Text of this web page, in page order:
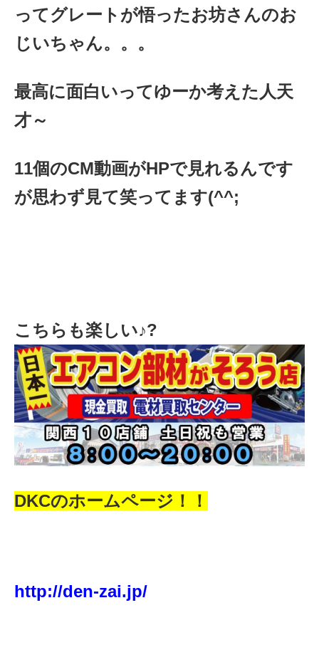
ってグレートが悟ったお坊さんのお
じいちゃん。。。
最高に面白いってゆーか考えた人天
才～
11個のCM動画がHPで見れるんです
が思わず見て笑ってます(^^;
こちらも楽しい♪?
DKCのホームページ！！
http://den-zai.jp/